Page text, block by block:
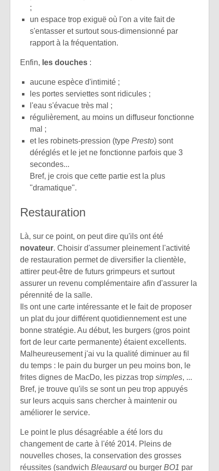
;
un espace trop exiguë où l'on a vite fait de
s'entasser et surtout sous-dimensionné par
rapport à la fréquentation.
Enfin, les douches :
aucune espèce d'intimité ;
les portes serviettes sont ridicules ;
l'eau s'évacue très mal ;
régulièrement, au moins un diffuseur fonctionne
mal ;
et les robinets-pression (type Presto) sont
déréglés et le jet ne fonctionne parfois que 3
secondes...
Bref, je crois que cette partie est la plus
"dramatique".
Restauration
Là, sur ce point, on peut dire qu'ils ont été
novateur. Choisir d'assumer pleinement l'activité
de restauration permet de diversifier la clientèle,
attirer peut-être de futurs grimpeurs et surtout
assurer un revenu complémentaire afin d'assurer la
pérennité de la salle.
Ils ont une carte intéressante et le fait de proposer
un plat du jour différent quotidiennement est une
bonne stratégie. Au début, les burgers (gros point
fort de leur carte permanente) étaient excellents.
Malheureusement j'ai vu la qualité diminuer au fil
du temps : le pain du burger un peu moins bon, le
frites dignes de MacDo, les pizzas trop simples, ...
Bref, je trouve qu'ils se sont un peu trop appuyés
sur leurs acquis sans chercher à maintenir ou
améliorer le service.
Le point le plus désagréable a été lors du
changement de carte à l'été 2014. Pleins de
nouvelles choses, la conservation des grosses
réussites (sandwich Bleausardou burger BO1 par